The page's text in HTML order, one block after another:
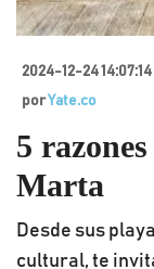
2024-12-24 14:07:14
porYate.co
5
Marta
Desde sus
cultural, te